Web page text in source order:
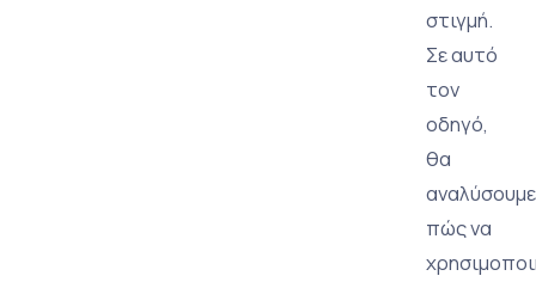
στιγμή.
Σε αυτό
τον
οδηγό,
θα
αναλύσουμε
πώς να